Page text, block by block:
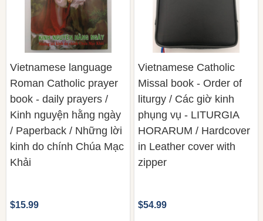
Vietnamese language
Roman Catholic prayer
book - daily prayers /
Kinh nguyện hằng ngày
/ Paperback / Những lời
kinh do chính Chúa Mạc
Khải
$15.99
Vietnamese Catholic
Missal book - Order of
liturgy / Các giờ kinh
phụng vụ - LITURGIA
HORARUM / Hardcover
in Leather cover with
zipper
$54.99